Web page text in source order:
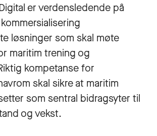
er verdensledende på
løsninger som skal møte
maritim trening og
kompetanse for
skal sikre at maritim
som sentral bidragsyter til
og vekst.